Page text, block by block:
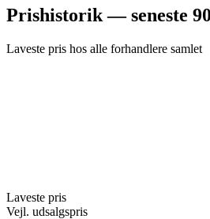
Prishistorik — seneste
Laveste pris hos alle forhandlere samlet
Laveste pris
Vejl. udsalgspris